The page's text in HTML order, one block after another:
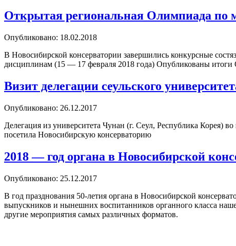
Открытая региональная Олимпиада по
Опубликовано: 18.02.2018
В Новосибирской консерватории завершились конкурсные
дисциплинам (15 — 17 февраля 2018 года) Опубликованы
Визит делегации сеульского
Опубликовано: 26.12.2017
Делегация из университета Чунан (г. Сеул, Республика Корея)
посетила Новосибирскую консерваторию
2018 — год органа в Новосибирской
Опубликовано: 25.12.2017
В год празднования 50-летия органа в Новосибирской
выпускников и нынешних воспитанников органного класса
другие мероприятия самых различных форматов.